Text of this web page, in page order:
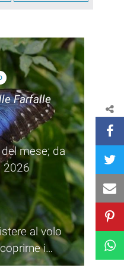
Farfalle
mese; da
2026
al volo
i